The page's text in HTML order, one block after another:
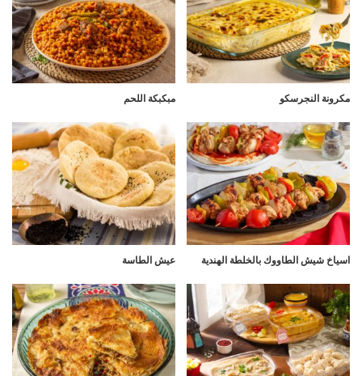
مكرونة النجرسكو مبكبكة اللحم
اسياخ شيش الطاووك بالخلطة الهندية عيش الطاسة